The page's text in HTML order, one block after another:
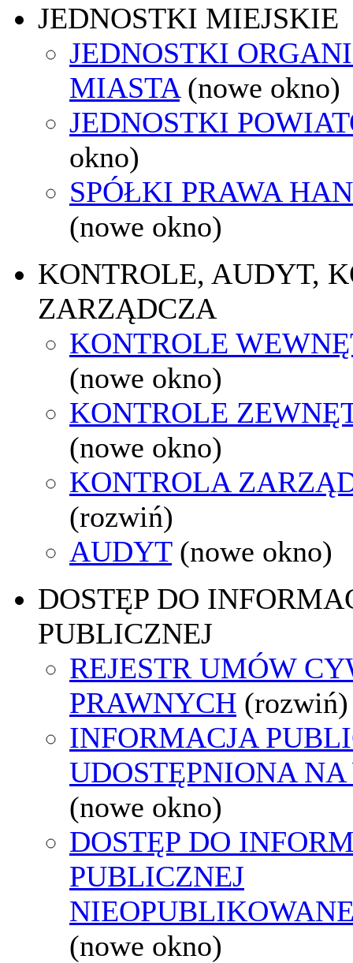
JEDNOSTKI MIEJSKIE
JEDNOSTKI
MIASTA (nowe okno)
JEDNOSTKI
okno)
SPÓŁKI PRAWA
(nowe okno)
KONTROLE, AUDYT,
ZARZĄDCZA
KONTROLE
(nowe okno)
KONTROLE
(nowe okno)
KONTROLA
(rozwiń)
AUDYT (nowe okno)
DOSTĘP DO
PUBLICZNEJ
REJESTR UMÓW
PRAWNYCH (rozwiń)
INFORMACJA
UDOSTĘPNIONA
(nowe okno)
DOSTĘP DO
PUBLICZNEJ
(nowe okno)